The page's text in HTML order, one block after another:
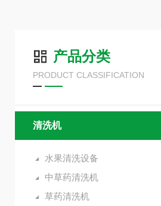
产品分类
PRODUCT CLASSIFICATION
清洗机
水果清洗设备
中草药清洗机
草药清洗机